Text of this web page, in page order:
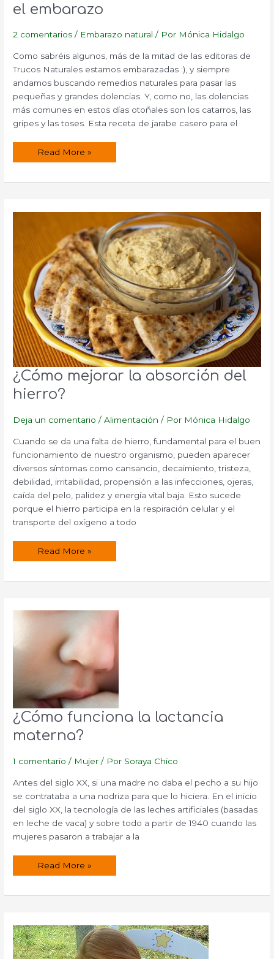
el embarazo
2 comentarios / Embarazo natural / Por Mónica Hidalgo
Como sabréis algunos, más de la mitad de las editoras de
Trucos Naturales estamos embarazadas :), y siempre
andamos buscando remedios naturales para pasar las
pequeñas y grandes dolencias. Y, como no, las dolencias
más comunes en estos días otoñales son los catarros, las
gripes y las toses. Esta receta de jarabe casero para el
Jarabe
catarro
Read More »
¿Cómo mejorar la absorción del
hierro?
Deja un comentario /Alimentación / Por Mónica Hidalgo
Cuando se da una falta de hierro, fundamental para el buen
funcionamiento de nuestro organismo, pueden aparecer
diversos síntomas como cansancio, decaimiento, tristeza,
debilidad, irritabilidad, propensión a las infecciones, ojeras,
caída del pelo, palidez y energía vital baja. Esto sucede
porque el hierro participa en la respiración celular y el
transporte del oxígeno a todo
¿Cómo
del
Read More »
¿Cómo funciona la lactancia
materna?
1 comentario / Mujer / Por Soraya Chico
Antes del siglo XX, si una madre no daba el pecho a su hijo
se contrataba a una nodriza para que lo hiciera. En el inicio
del siglo XX, la tecnología de las leches artificiales (basadas
en leche de vaca) y sobre todo a partir de 1940 cuando las
mujeres pasaron a trabajar a la
¿Cómo
materna?
Read More »